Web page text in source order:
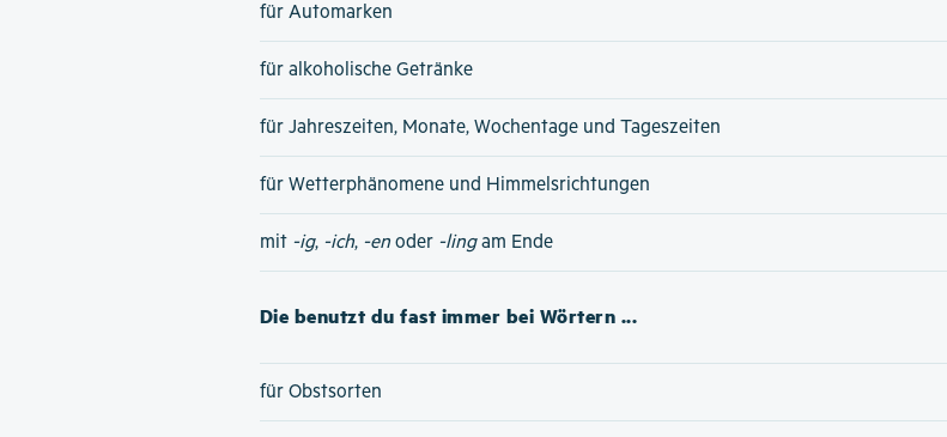
für Automarken
für alkoholische Getränke
für Jahreszeiten, Monate, Wochentage und Tageszeiten
für Wetterphänomene und Himmelsrichtungen
mit -ig, -ich, -enoder -lingam Ende
Die benutzt du fast immer bei Wörtern ...
für Obstsorten